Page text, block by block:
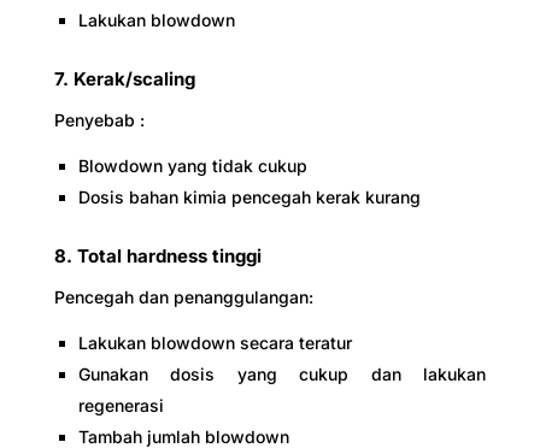
Lakukan blowdown
7. Kerak/scaling
Penyebab :
Blowdown yang tidak cukup
Dosis bahan kimia pencegah kerak kurang
8. Total hardness tinggi
Pencegah dan penanggulangan:
Lakukan blowdown secara teratur
Gunakan dosis yang cukup dan lakukan
regenerasi
Tambah jumlah blowdown